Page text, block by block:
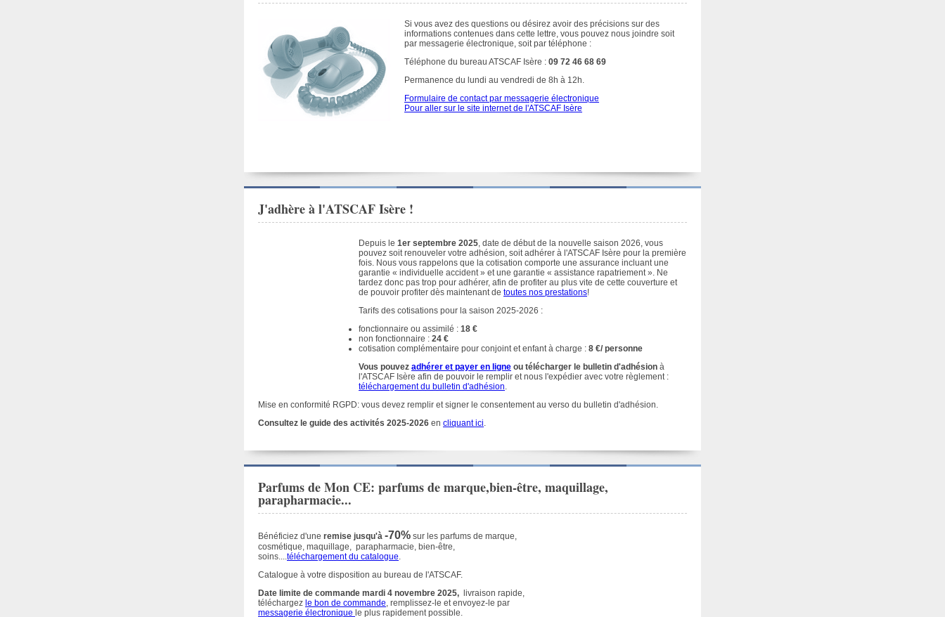
Si vous avez des questions ou désirez avoir des précisions sur des
informations contenues dans cette lettre, vous pouvez nous joindre soit
par messagerie électronique, soit par téléphone :
Téléphone du bureau ATSCAF Isère : 09 72 46 68 69
Permanence du lundi au vendredi de 8h à 12h.
Formulaire de contact par messagerie électronique
Pour aller sur le site internet de l'ATSCAF Isère
J'adhère à l'ATSCAF Isère !
Depuis le 1er septembre 2025, date de début de la nouvelle saison 2026, vous
pouvez soit renouveler votre adhésion, soit adhérer à l'ATSCAF Isère pour la première
fois. Nous vous rappelons que la cotisation comporte une assurance incluant une
garantie « individuelle accident » et une garantie « assistance rapatriement ». Ne
tardez donc pas trop pour adhérer, afin de profiter au plus vite de cette couverture et
de pouvoir profiter dès maintenant de toutes nos prestations!
Tarifs des cotisations pour la saison 2025-2026 :
fonctionnaire ou assimilé : 18 €
non fonctionnaire : 24 €
cotisation complémentaire pour conjoint et enfant à charge : 8 €/ personne
Vous pouvez adhérer et payer en ligne ou télécharger le bulletin d'adhésion à
l'ATSCAF Isère afin de pouvoir le remplir et nous l'expédier avec votre règlement :
téléchargement du bulletin d'adhésion.
Mise en conformité RGPD: vous devez remplir et signer le consentement au verso du bulletin d'adhésion.
Consultez le guide des activités 2025-2026 en cliquant ici.
Parfums de Mon CE: parfums de marque,bien-être, maquillage,
parapharmacie...
Bénéficiez d'une remise jusqu'à -70% sur les parfums de marque,
cosmétique, maquillage, parapharmacie, bien-être,
soins....téléchargement du catalogue.
Catalogue à votre disposition au bureau de l'ATSCAF.
Date limite de commande mardi 4 novembre 2025,
livraison rapide,
téléchargez le bon de commande, remplissez-le et envoyez-le par
messagerie électronique le plus rapidement possible.